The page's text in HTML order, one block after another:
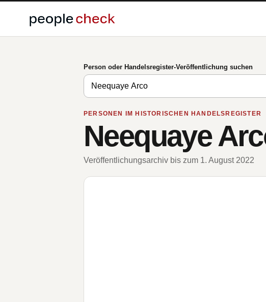
Person oder Handelsregister-Veröffentlichung suchen
PERSONEN IM HISTORISCHEN HANDELSREGISTER
Neequaye
Veröffentlichungsarchiv bis zum 1. August 2022